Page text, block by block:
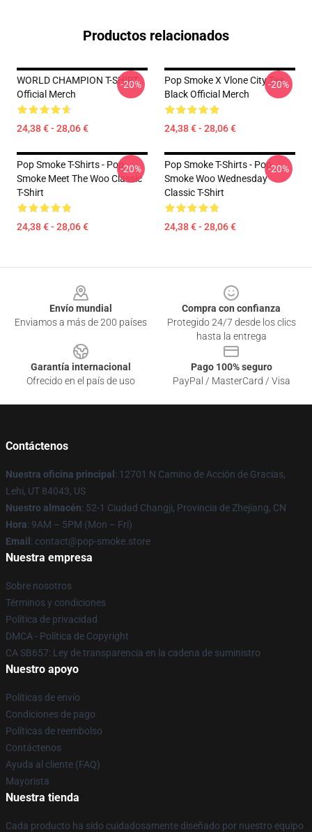
Productos relacionados
WORLD CHAMPION T-SHIRT
Official Merch
24,38 € - 28,06 €
-20%
Pop Smoke X Vlone City Tee
Black Official Merch
24,38 € - 28,06 €
-20%
Pop Smoke T-Shirts - Pop
Smoke Meet The Woo Classic
T-Shirt
24,38 € - 28,06 €
-20%
Pop Smoke T-Shirts - Pop
Smoke Woo Wednesday
Classic T-Shirt
24,38 € - 28,06 €
-20%
Envío mundial
Enviamos a más de 200 países
Compra con confianza
Protegido 24/7 desde los clics
hasta la entrega
Garantía internacional
Ofrecido en el país de uso
Pago 100% seguro
PayPal / MasterCard / Visa
Contáctenos
Nuestra oficina principal : 12701 N Camino de Acción de Gracias,
Lehi, UT 84043, US
Nuestro almacén: 52-1 Ciudad Changji, Provincia de Zhejiang, CN
Hora: 9AM – 5PM (Mon – Fri)
Email : contact@pop-smoke.store
Nuestra empresa
Sobre nosotros
Términos y condiciones
Política de privacidad
DMCA - Política de Copyright
CA SB657: Ley de transparencia en la cadena de suministro
Nuestro apoyo
Políticas de envío
Condiciones de pago
Políticas de reembolso
Contáctenos
Ayuda al cliente (FAQ)
Mayorista
Nuestra tienda
Cada producto ha sido cuidadosamente diseñado por nuestro equipo